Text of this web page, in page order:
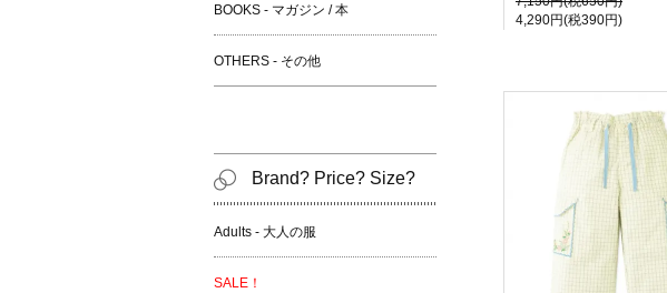
4,290円(税390円)
BOOKS - マガジン / 本
OTHERS - その他
Brand? Price? Size?
Adults - 大人の服
SALE！